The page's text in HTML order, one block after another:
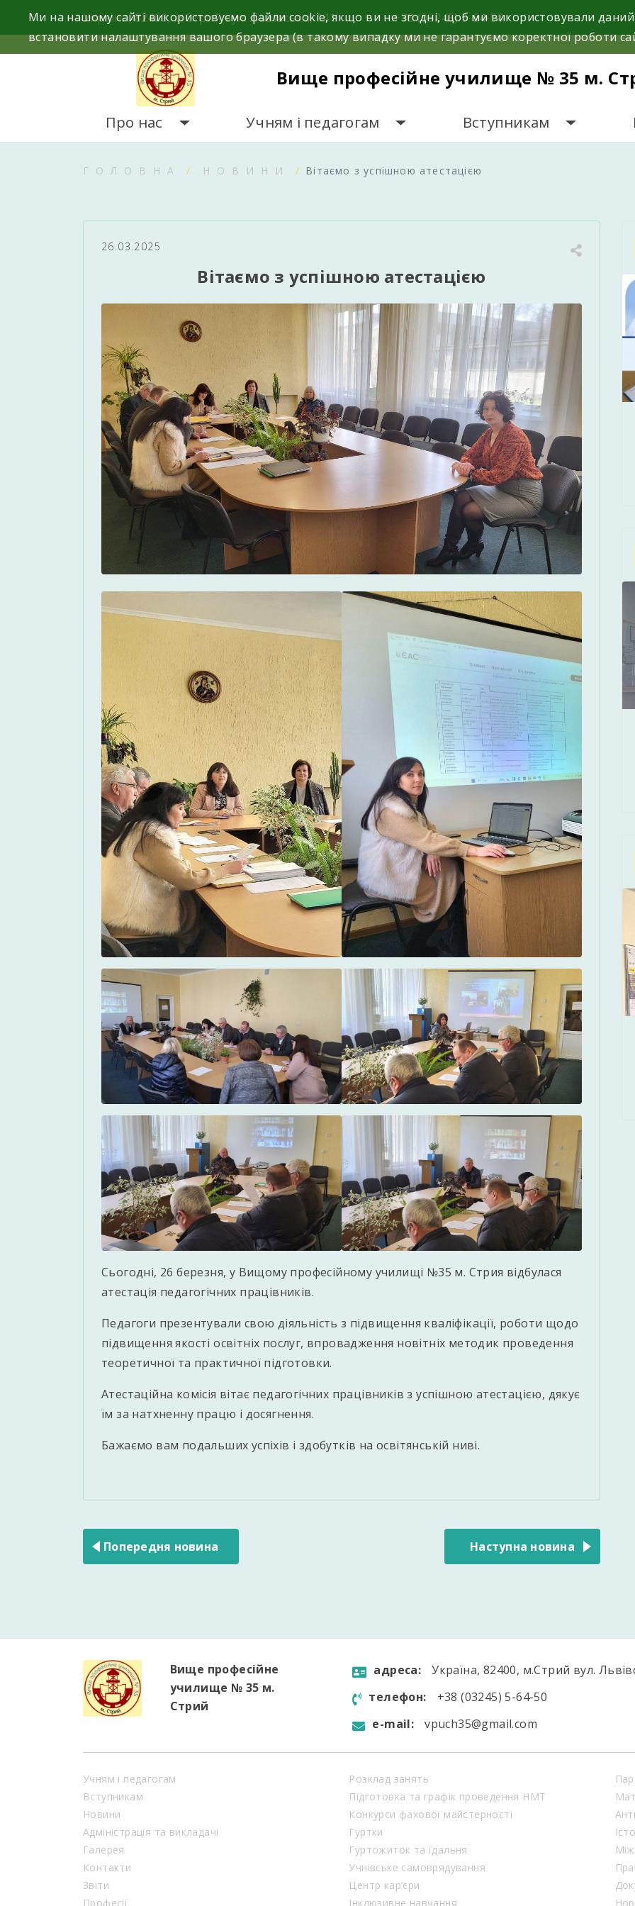
Україна, 82400, м.Стрий вул. Львівська, 141. +38 (03245) 5-64-50
Вище професійне училище № 35 м.
Про нас Учням і педагогам Вступникам
ГОЛОВНА НОВИНИ Вітаємо з успішною атестацією
26.03.2025
Вітаємо з успішною атестацією
Сьогодні, 26 березня, у Вищому професійному училищі №35 м. Стрия відбулася
атестація педагогічних працівників.
Педагоги презентували свою діяльність з підвищення кваліфікації, роботи щодо
підвищення якості освітніх послуг, впровадження новітніх методик проведення
теоретичної та практичної підготовки.
Атестаційна комісія вітає педагогічних працівників з успішною атестацією, дякує
їм за натхненну працю і досягнення.
Бажаємо вам подальших успіхів і здобутків на освітянській ниві.
записів
Попередня новина Наступна новина
Ми на нашому сайті використовуємо файли cookie, якщо ви не згодні, щоб ми використовували
встановити налаштування вашого браузера (в такому випадку ми не гарантуємо коректної роботи
Вище професійне
училище № 35 м.
Стрий
aдресa:
Україна, 82400, м.Стрий вул.
телефон:
+38 (03245) 5-64-50
e-mail:
vpuch35@gmail.com
Учням і педагогам
Вступникам
Новини
Адміністрація та викладачі
Галерея
Контакти
Звіти
Професії
Розклад занять
Підготовка та графік проведення НМТ
Конкурси фахової майстерності
Гуртки
Гуртожиток та їдальня
Учнівське самоврядування
Центр кар’єри
Інклюзивне навчання